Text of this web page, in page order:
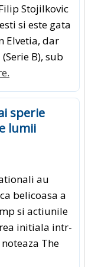
Stojilkovic
si este gata
Elvetia, dar
B), sub
sperie
lumii
au
belicoasa a
si actiunile
initiala intr-
The